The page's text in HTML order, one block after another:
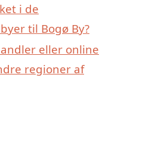
i de
til Bogø By?
eller online
regioner af